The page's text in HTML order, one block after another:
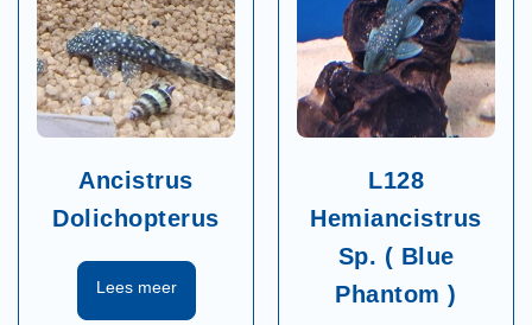
Ancistrus
Dolichopterus
L128
Hemiancistrus
Sp. ( Blue
Phantom )